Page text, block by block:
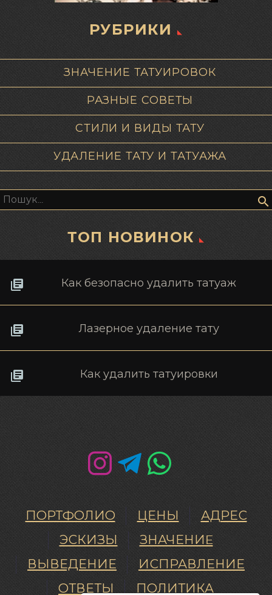
РУБРИКИ
ЗНАЧЕНИЕ ТАТУИРОВОК
РАЗНЫЕ СОВЕТЫ
СТИЛИ И ВИДЫ ТАТУ
УДАЛЕНИЕ ТАТУ И ТАТУАЖА
ТОП НОВИНОК
Как безопасно удалить татуаж
Лазерное удаление тату
Как удалить татуировки
ПОРТФОЛИО ЦЕНЫ
АДРЕС
ЭСКИЗЫ
ЗНАЧЕНИE
ВЫВЕДЕНИЕ
ИСПРАВЛЕНИЕ
ОТВЕТЫ
ПОЛИТИКА